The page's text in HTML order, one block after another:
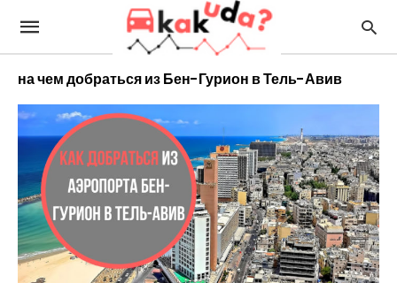
на чем добраться из Бен-Гурион в Тель-Авив